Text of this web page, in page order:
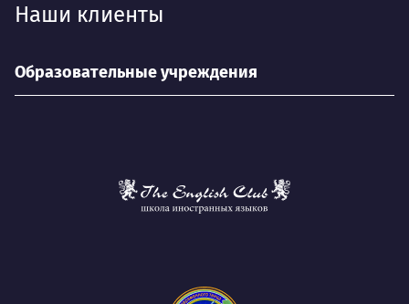
Наши клиенты
Образовательные учреждения